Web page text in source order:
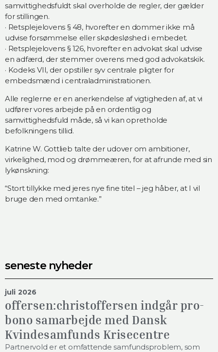
samvittighedsfuldt skal overholde de regler, der gælder
for stillingen.
· Retsplejelovens § 48, hvorefter en dommer ikke må
udvise forsømmelse eller skødesløshed i embedet.
· Retsplejelovens § 126, hvorefter en advokat skal udvise
en adfærd, der stemmer overens med god advokatskik.
· Kodeks VII, der opstiller syv centrale pligter for
embedsmænd i centraladministrationen.
Alle reglerne er en anerkendelse af vigtigheden af, at vi
udfører vores arbejde på en ordentlig og
samvittighedsfuld måde, så vi kan opretholde
befolkningens tillid.
Katrine W. Gottlieb talte der udover om ambitioner,
virkelighed, mod og drømmeæren, for at afrunde med sin
lykønskning:
“Stort tillykke med jeres nye fine titel – jeg håber, at I vil
bruge den med omtanke.”
seneste nyheder
juli 2026
offersen:christoffersen indgår pro-
bono samarbejde med Dansk
Kvindesamfunds Krisecentre
Partnervold er et omfattende samfundsproblem, som